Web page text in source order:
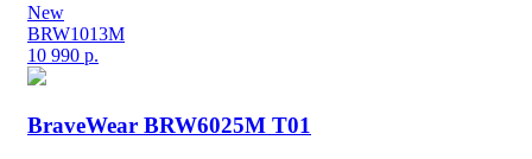
New
BRW1013M
10 990 р.
BraveWear BRW6025M T01